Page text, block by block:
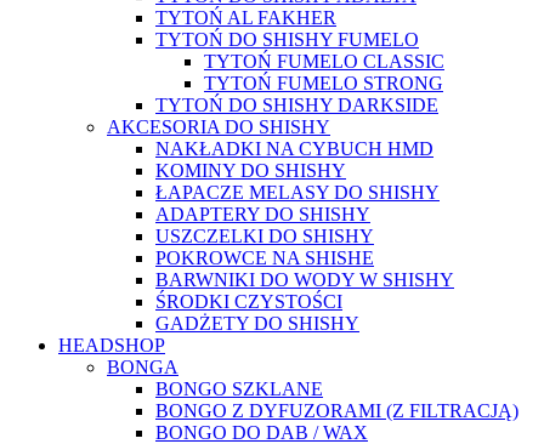
TYTOŃ AL FAKHER
TYTOŃ DO SHISHY FUMELO
TYTOŃ FUMELO CLASSIC
TYTOŃ FUMELO STRONG
TYTOŃ DO SHISHY DARKSIDE
AKCESORIA DO SHISHY
NAKŁADKI NA CYBUCH HMD
KOMINY DO SHISHY
ŁAPACZE MELASY DO SHISHY
ADAPTERY DO SHISHY
USZCZELKI DO SHISHY
POKROWCE NA SHISHE
BARWNIKI DO WODY W SHISHY
ŚRODKI CZYSTOŚCI
GADŻETY DO SHISHY
HEADSHOP
BONGA
BONGO SZKLANE
BONGO Z DYFUZORAMI (Z FILTRACJĄ)
BONGO DO DAB / WAX